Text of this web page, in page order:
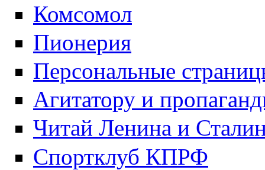
Комсомол
Пионерия
Персональные
Агитатору и
Читай Ленина и
Спортклуб КПРФ